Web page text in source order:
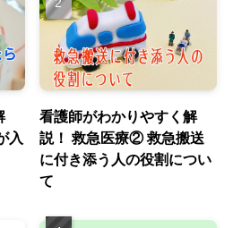
入
看護師がわかりやすく解
説！ 救急医療② 救急搬送
に付き添う人の役割につい
て